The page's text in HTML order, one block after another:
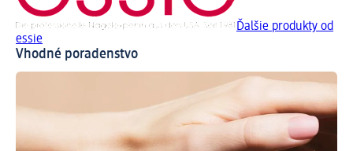
Ďalšie produkty od
essie
Vhodné poradenstvo